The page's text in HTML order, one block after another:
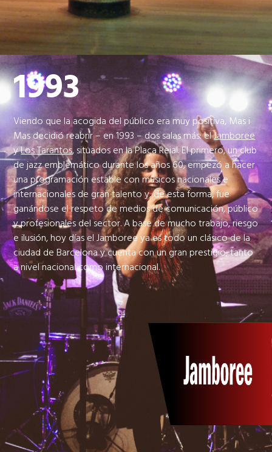
1993
Viendo que la acogida del público era muy positiva, Mas i
Mas decidió reabrir – en 1993 – dos salas más: elJamboree
yLos Tarantos, situados en la Plaça Reial. El primero, un club
de jazz emblemático durante los años 60, empezó a hacer
una programación estable con músicos nacionales e
internacionales de gran talento y, de esta forma, fue
ganándose el respeto de medios de comunicación, público
y profesionales del sector. A base de mucho trabajo, riesgo
e ilusión, hoy días el Jamboree ya es todo un clásico de la
ciudad de Barcelona y cuenta con un gran prestigio, tanto
a nivel nacional como internacional.